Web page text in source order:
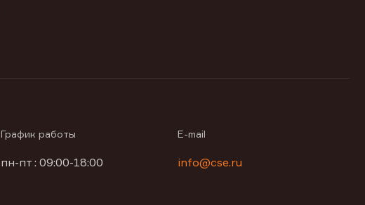
График работы
пн-пт : 09:00-18:00
E-mail
info@cse.ru